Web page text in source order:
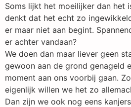
Soms lijkt het moeilijker dan het
denkt dat het echt zo
er maar niet aan begint.
er achter vandaan?
We doen dan maar liever geen
gewoon aan de grond genageld
moment aan ons voorbij gaan.
eigenlijk willen we het zo
Dan zijn we ook nog eens